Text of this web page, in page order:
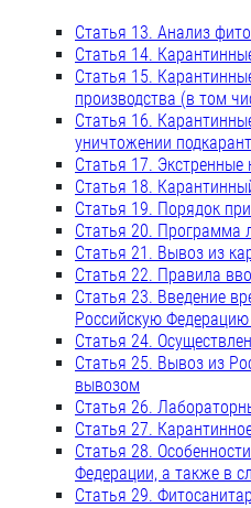
Статья 13. Анализ
Статья 14.
Статья 15.
производства (в том
Статья 16.
уничтожении
Статья 17.
Статья 18.
Статья 19. Порядок
Статья 20. Программа
Статья 21. Вывоз из
Статья 22. Правила
Статья 23. Введение
Российскую
Статья 24.
Статья 25. Вывоз из
вывозом
Статья 26.
Статья 27.
Статья 28.
Федерации, а также в
Статья 29.